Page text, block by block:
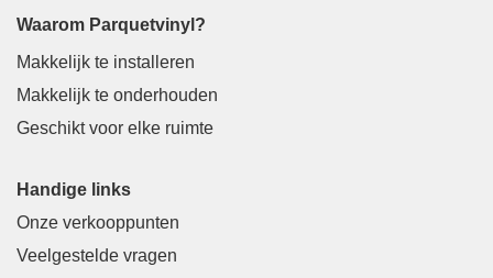
Waarom Parquetvinyl?
Makkelijk te installeren
Makkelijk te onderhouden
Geschikt voor elke ruimte
Handige links
Onze verkooppunten
Veelgestelde vragen